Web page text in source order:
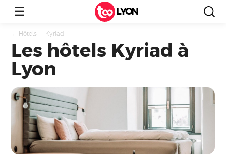
☰ LYON
← Hôtels — Kyriad
Les hôtels Kyriad à
Lyon